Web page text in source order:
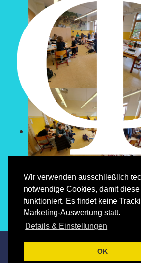
Wir verwenden ausschließlich
notwendige Cookies, damit
funktioniert. Es findet keine
Marketing-Auswertung statt.
Details & Einstellungen
OK
Datenschutz & Cookies Impressum